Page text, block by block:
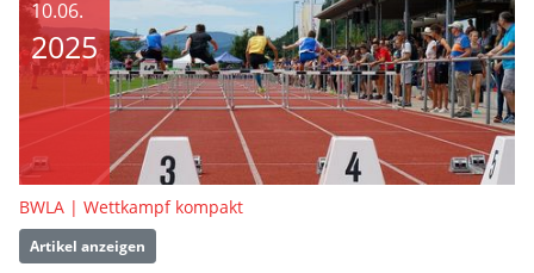
10.06.
2025
BWLA | Wettkampf kompakt
Artikel anzeigen